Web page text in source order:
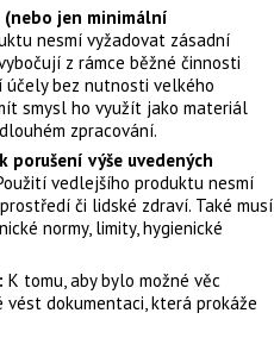
jen minimální
nesmí vyžadovat zásadní
z rámce běžné činnosti
účely bez nutnosti velkého
smysl ho využít jako materiál
zpracování.
výše uvedených
vedlejšího produktu nesmí
či lidské zdraví. Také musí
normy, limity, hygienické
K tomu, aby bylo možné věc
dokumentaci, která prokáže